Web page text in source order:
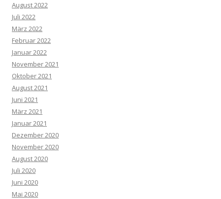
August 2022
Juli 2022
März 2022
Februar 2022
Januar 2022
November 2021
Oktober 2021
August 2021
Juni 2021
März 2021
Januar 2021
Dezember 2020
November 2020
August 2020
Juli 2020
Juni 2020
Mai 2020